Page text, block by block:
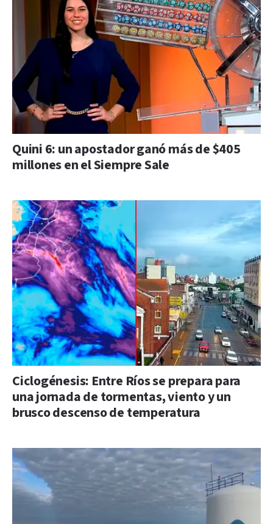
Quini 6: un apostador ganó más de $405
millones en el Siempre Sale
Ciclogénesis: Entre Ríos se prepara para
una jornada de tormentas, viento y un
brusco descenso de temperatura